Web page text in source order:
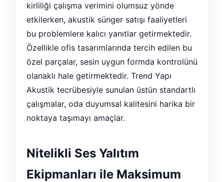
kirliliği çalışma verimini olumsuz yönde
etkilerken, akustik sünger satışı faaliyetleri
bu problemlere kalıcı yanıtlar getirmektedir.
Özellikle ofis tasarımlarında tercih edilen bu
özel parçalar, sesin uygun formda kontrolünü
olanaklı hale getirmektedir. Trend Yapı
Akustik tecrübesiyle sunulan üstün standartlı
çalışmalar, oda duyumsal kalitesini harika bir
noktaya taşımayı amaçlar.
Nitelikli Ses Yalıtım
Ekipmanları ile Maksimum